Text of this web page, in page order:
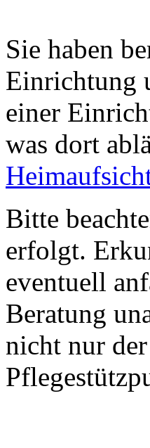
Sie haben
Einrichtung
einer
was dort
Bitte
erfolgt.
eventuell
Beratung
nicht nur